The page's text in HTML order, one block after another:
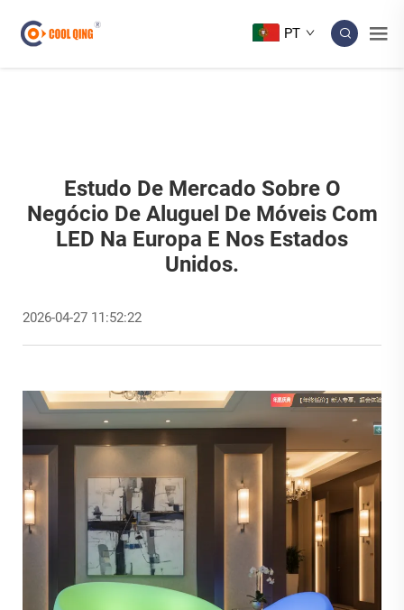
PT
Estudo De Mercado Sobre O
Negócio De Aluguel De Móveis Com
LED Na Europa E Nos Estados
Unidos.
2026-04-27 11:52:22